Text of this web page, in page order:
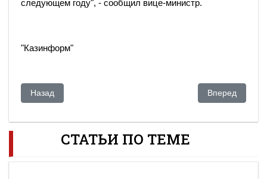
следующем году", - сообщил вице-министр.
"Казинформ"
Предыдущий: Заявление Мурата Ауэзова, Жамили
Назад Следующий:
Вперед
СТАТЬИ ПО ТЕМЕ